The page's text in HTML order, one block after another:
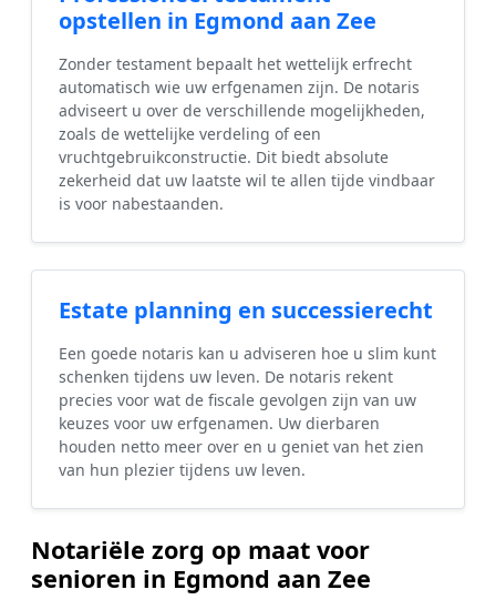
opstellen in Egmond aan Zee
Zonder testament bepaalt het wettelijk erfrecht
automatisch wie uw erfgenamen zijn. De notaris
adviseert u over de verschillende mogelijkheden,
zoals de wettelijke verdeling of een
vruchtgebruikconstructie. Dit biedt absolute
zekerheid dat uw laatste wil te allen tijde vindbaar
is voor nabestaanden.
Estate planning en successierecht
Een goede notaris kan u adviseren hoe u slim kunt
schenken tijdens uw leven. De notaris rekent
precies voor wat de fiscale gevolgen zijn van uw
keuzes voor uw erfgenamen. Uw dierbaren
houden netto meer over en u geniet van het zien
van hun plezier tijdens uw leven.
Notariële zorg op maat voor
senioren in Egmond aan Zee